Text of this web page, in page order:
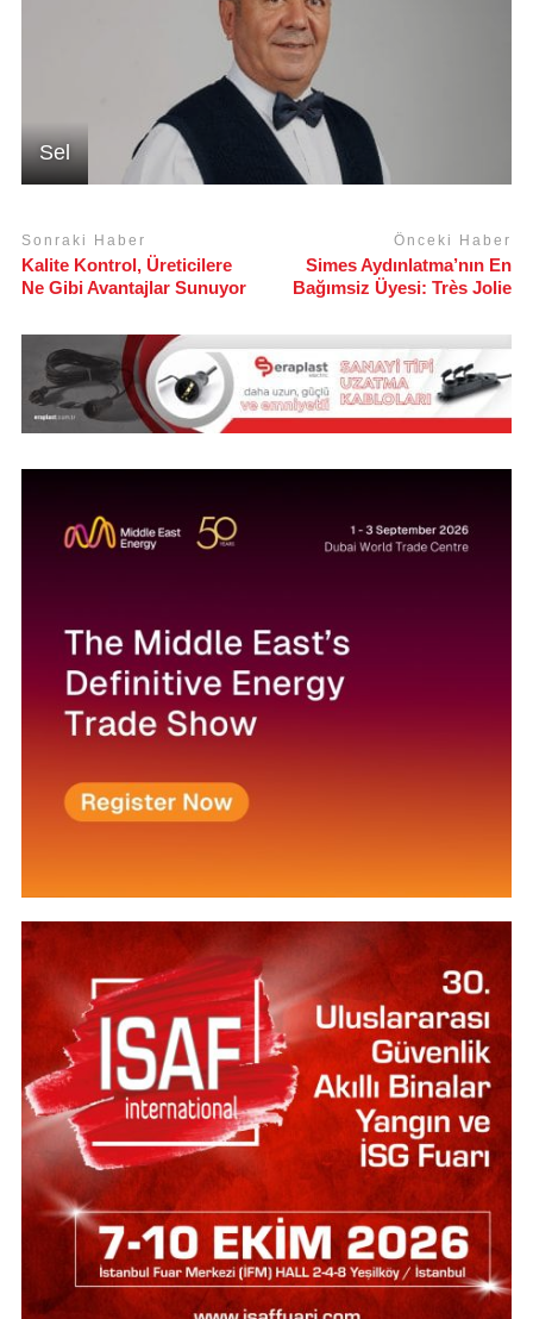
Sel
Sonraki Haber
Kalite Kontrol, Üreticilere
Ne Gibi Avantajlar Sunuyor
Önceki Haber
Simes Aydınlatma’nın En
Bağımsiz Üyesi: Très Jolie